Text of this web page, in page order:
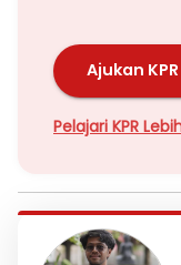
Ajukan KPR
Pelajari KPR